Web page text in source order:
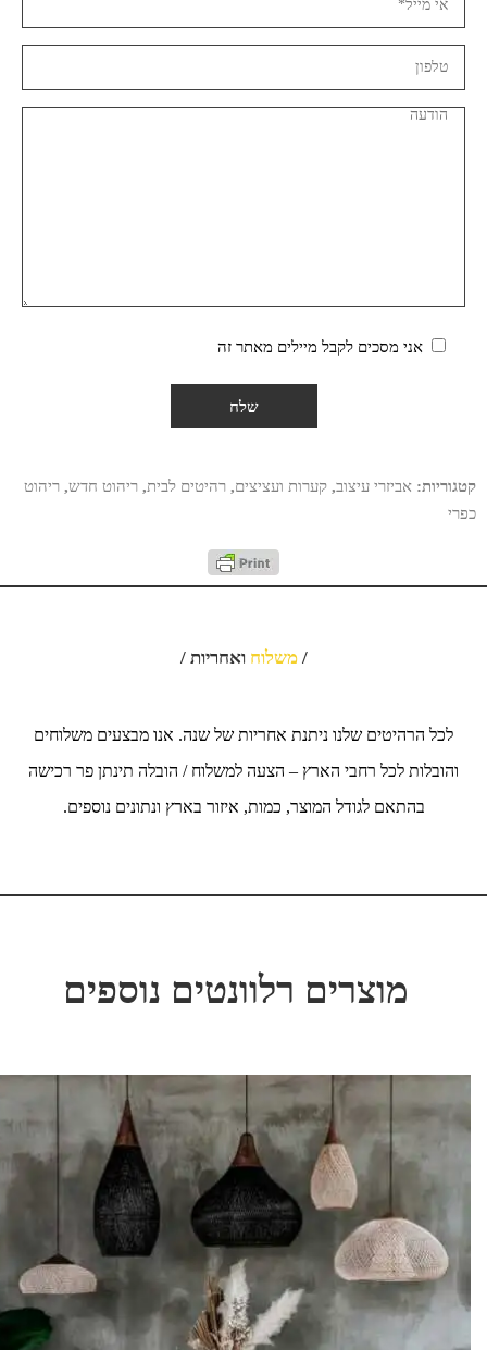
אני מסכים לקבל מיילים מאתר זה
קטגוריות: אביזרי עיצוב, קערות ועציצים, רהיטים לבית, ריהוט חדש, ריהוט
כפרי
/משלוח ואחריות /
לכל הרהיטים שלנו ניתנת אחריות של שנה. אנו מבצעים משלוחים
והובלות לכל רחבי הארץ – הצעה למשלוח / הובלה תינתן פר רכישה
בהתאם לגודל המוצר, כמות, איזור בארץ ונתונים נוספים.
מוצרים רלוונטים נוספים